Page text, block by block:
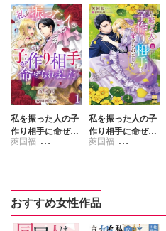
私を振った人の子
作り相手に命ぜら
れました
莢国福
私を振った人の子
作り相手に命ぜら
れました【単行本
莢国福
おすすめ女性作品